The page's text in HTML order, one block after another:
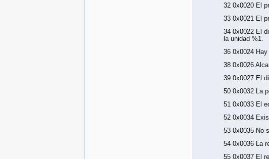
32 0x0020 El
33 0x0021 El
34 0x0022 El
la unidad %1.
36 0x0024
38 0x0026
39 0x0027 El
50 0x0032 La
51 0x0033 El
52 0x0034
53 0x0035 No
54 0x0036 La
55 0x0037 El